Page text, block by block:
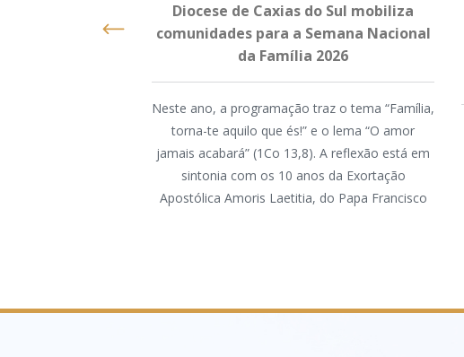
Diocese de Caxias do Sul mobiliza
comunidades para a Semana Nacional
da Família 2026
Neste ano, a programação traz o tema “Família,
torna-te aquilo que és!” e o lema “O amor
jamais acabará” (1Co 13,8). A reflexão está em
sintonia com os 10 anos da Exortação
Apostólica Amoris Laetitia, do Papa Francisco